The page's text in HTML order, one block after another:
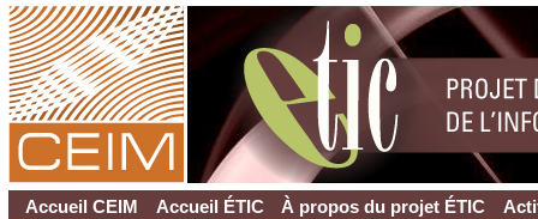
Accueil CEIM Accueil ÉTIC À propos du projet ÉTIC